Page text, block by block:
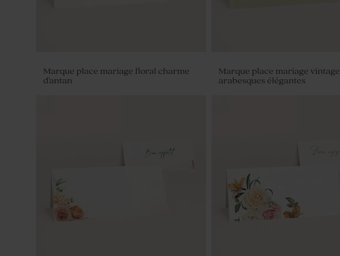
Marque place mariage floral charme
d'antan
Marque place mariage vintage
arabesques élégantes